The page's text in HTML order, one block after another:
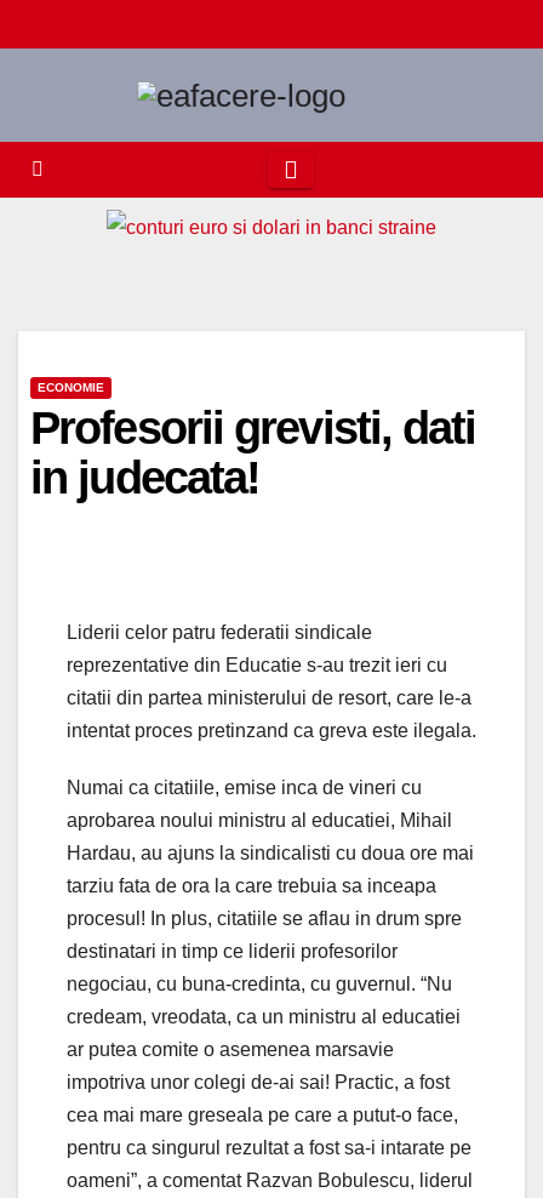
to
ECONOMIE
Profesorii grevisti, dati
in judecata!
Liderii celor patru federatii sindicale
reprezentative din Educatie s-au trezit ieri cu
citatii din partea ministerului de resort, care le-a
intentat proces pretinzand ca greva este ilegala.
Numai ca citatiile, emise inca de vineri cu
aprobarea noului ministru al educatiei, Mihail
Hardau, au ajuns la sindicalisti cu doua ore mai
tarziu fata de ora la care trebuia sa inceapa
procesul! In plus, citatiile se aflau in drum spre
destinatari in timp ce liderii profesorilor
negociau, cu buna-credinta, cu guvernul. “Nu
credeam, vreodata, ca un ministru al educatiei
ar putea comite o asemenea marsavie
impotriva unor colegi de-ai sai! Practic, a fost
cea mai mare greseala pe care a putut-o face,
pentru ca singurul rezultat a fost sa-i intarate pe
oameni”, a comentat Razvan Bobulescu, liderul